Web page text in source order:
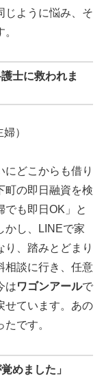
じように悩み、そ
士に救われま
）
どこからも借り
町の即日融資を検
でも即日OK」と
かし、LINEで家
、踏みとどまり
相談に行き、任意
はワゴンアールで
せています。あの
です。
めました」